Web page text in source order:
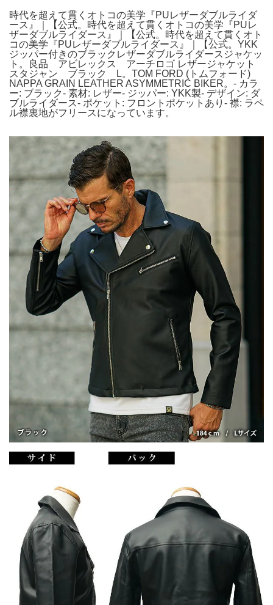
時代を超えて貫くオトコの美学『PUレザーダブルライダ
ース』｜【公式。時代を超えて貫くオトコの美学『PUレ
ザーダブルライダース』｜【公式。時代を超えて貫くオト
コの美学『PUレザーダブルライダース』｜【公式。YKK
ジッパー付きのブラックレザーダブルライダースジャケッ
ト。良品 アビレックス アーチロゴ レザージャケット
スタジャン ブラック L。TOM FORD (トムフォード)
NAPPA GRAIN LEATHER ASYMMETRIC BIKER。- カラ
ー: ブラック- 素材: レザー- ジッパー: YKK製- デザイン: ダ
ブルライダース- ポケット: フロントポケットあり- 襟: ラペ
ル襟裏地がフリースになっています。